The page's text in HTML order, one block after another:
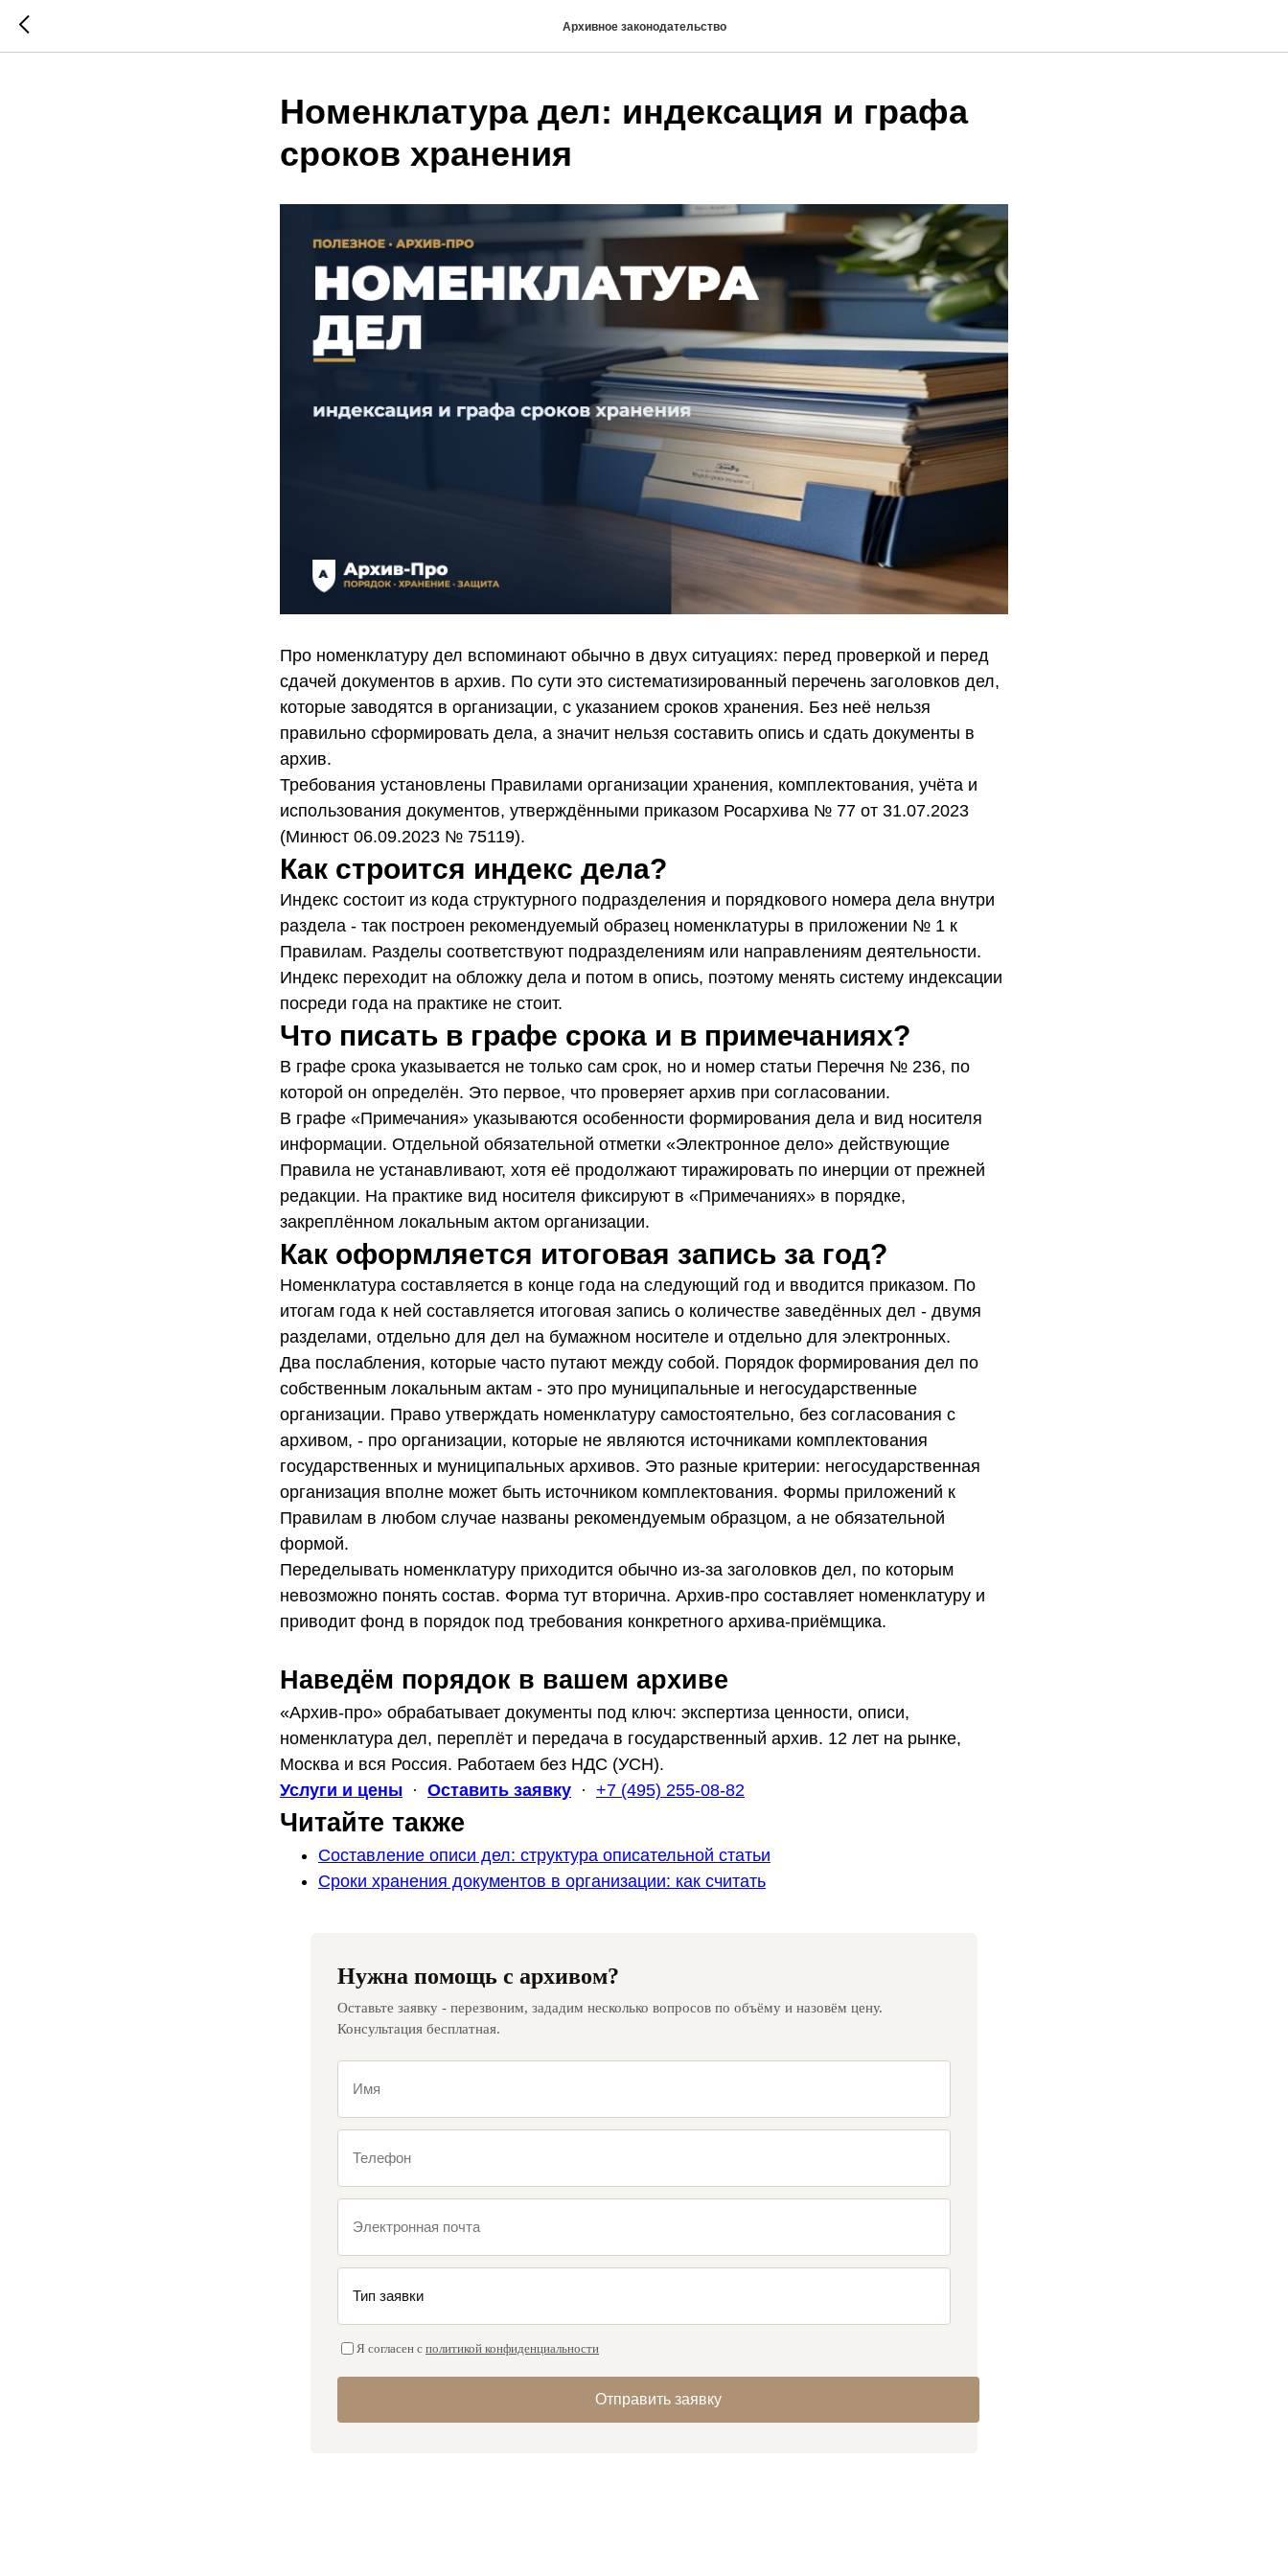
Архивное законодательство
Номенклатура дел: индексация и графа
сроков хранения
Про номенклатуру дел вспоминают обычно в двух ситуациях: перед проверкой и перед
сдачей документов в архив. По сути это систематизированный перечень заголовков дел,
которые заводятся в организации, с указанием сроков хранения. Без неё нельзя
правильно сформировать дела, а значит нельзя составить опись и сдать документы в
архив.
Требования установлены Правилами организации хранения, комплектования, учёта и
использования документов, утверждёнными приказом Росархива № 77 от 31.07.2023
(Минюст 06.09.2023 № 75119).
Как строится индекс дела?
Индекс состоит из кода структурного подразделения и порядкового номера дела внутри
раздела - так построен рекомендуемый образец номенклатуры в приложении № 1 к
Правилам. Разделы соответствуют подразделениям или направлениям деятельности.
Индекс переходит на обложку дела и потом в опись, поэтому менять систему индексации
посреди года на практике не стоит.
Что писать в графе срока и в примечаниях?
В графе срока указывается не только сам срок, но и номер статьи Перечня № 236, по
которой он определён. Это первое, что проверяет архив при согласовании.
В графе «Примечания» указываются особенности формирования дела и вид носителя
информации. Отдельной обязательной отметки «Электронное дело» действующие
Правила не устанавливают, хотя её продолжают тиражировать по инерции от прежней
редакции. На практике вид носителя фиксируют в «Примечаниях» в порядке,
закреплённом локальным актом организации.
Как оформляется итоговая запись за год?
Номенклатура составляется в конце года на следующий год и вводится приказом. По
итогам года к ней составляется итоговая запись о количестве заведённых дел - двумя
разделами, отдельно для дел на бумажном носителе и отдельно для электронных.
Два послабления, которые часто путают между собой. Порядок формирования дел по
собственным локальным актам - это про муниципальные и негосударственные
организации. Право утверждать номенклатуру самостоятельно, без согласования с
архивом, - про организации, которые не являются источниками комплектования
государственных и муниципальных архивов. Это разные критерии: негосударственная
организация вполне может быть источником комплектования. Формы приложений к
Правилам в любом случае названы рекомендуемым образцом, а не обязательной
формой.
Переделывать номенклатуру приходится обычно из-за заголовков дел, по которым
невозможно понять состав. Форма тут вторична. Архив-про составляет номенклатуру и
приводит фонд в порядок под требования конкретного архива-приёмщика.
Наведём порядок в вашем архиве
«Архив-про» обрабатывает документы под ключ: экспертиза ценности, описи,
номенклатура дел, переплёт и передача в государственный архив. 12 лет на рынке,
Москва и вся Россия. Работаем без НДС (УСН).
Услуги и цены · Оставить заявку · +7 (495) 255-08-82
Читайте также
Составление описи дел: структура описательной статьи
Сроки хранения документов в организации: как считать
Нужна помощь с архивом?
Оставьте заявку - перезвоним, зададим несколько вопросов по объёму и назовём цену.
Консультация бесплатная.
Я согласен с политикой конфиденциальности
Отправить заявку